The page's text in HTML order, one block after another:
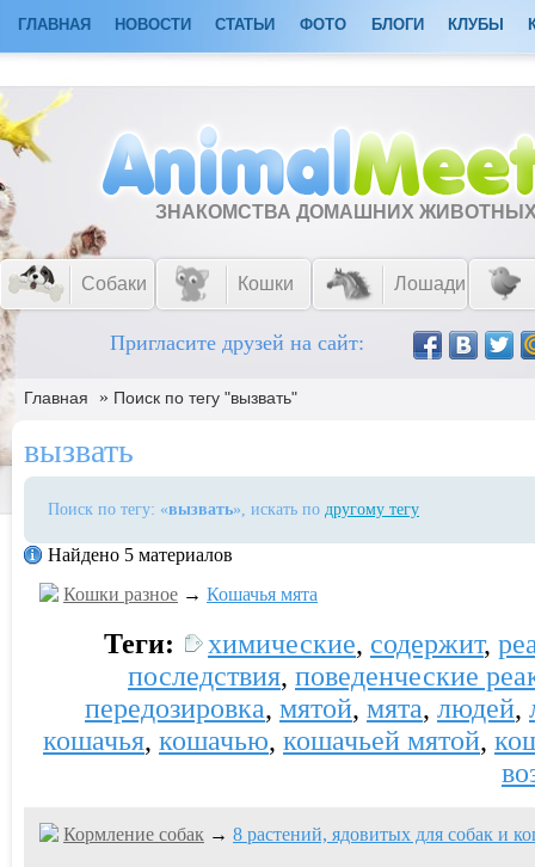
ГЛАВНАЯ НОВОСТИ СТАТЬИ ФОТО БЛОГИ КЛУБЫ
ЗНАКОМСТВА ДОМАШНИХ
Собаки Кошки Лошади
Пригласите друзей на сайт:
Главная » Поиск по тегу "вызвать"
вызвать
Поиск по тегу: «вызвать», искать по другому тегу
Найдено 5 материалов
Кошки разное → Кошачья мята
Теги: химические, содержит,
последствия, поведенческие
передозировка, мятой, мята, людей,
кошачья, кошачью, кошачьей мятой,
Кормление собак → 8 растений, ядовитых для собак и